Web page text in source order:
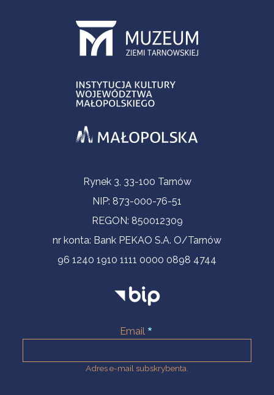
Informacje kontaktoweRynek 3, 33-100 Tarnów
NIP: 873-000-76-51
REGON: 850012309
nr konta: Bank PEKAO S.A. O/Tarnów
96 1240 1910 1111 0000 0898 4744
Email
Adres e-mail subskrybenta.